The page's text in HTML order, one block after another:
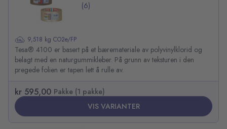
(6)
9,518 kg CO2e/FP
Tesa® 4100 er basert på et bæremateriale av polyvinylklorid og
belagt med en naturgummikleber. På grunn av teksturen i den
pregede folien er tapen lett å rulle av.
VIS VARIANTER
kr 595,00 Pakke (1 pakke)